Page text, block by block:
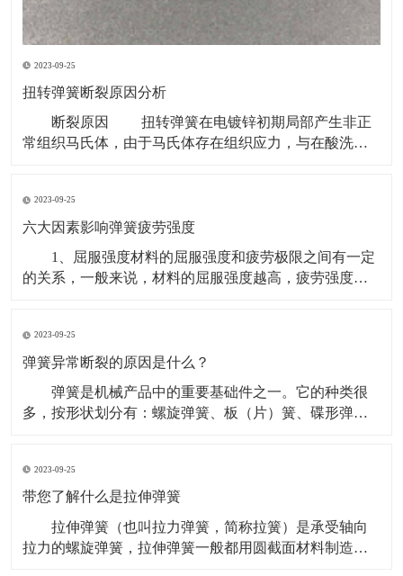
2023-09-25
扭转弹簧断裂原因分析
断裂原因 扭转弹簧在电镀锌初期局部产生非正
常组织马氏体，由于马氏体存在组织应力，与在酸洗和
簧在客户装配前发现少量弹簧断裂，断口位置如箭头所
指。 扭转弹簧生产工艺：弹簧钢丝→绕簧→低温去
2023-09-25
六大因素影响弹簧疲劳强度
1、屈服强度材料的屈服强度和疲劳极限之间有一定
的关系，一般来说，材料的屈服强度越高，疲劳强度也
材料。对同一材料来说，细晶粒组织比粗细晶粒组织具
有更高的屈服强度。 2、表面状态最大应力多发生在
2023-09-25
弹簧异常断裂的原因是什么？
弹簧是机械产品中的重要基础件之一。它的种类很
多，按形状划分有：螺旋弹簧、板（片）簧、碟形弹
力主要有：弯曲应力、扭转应力、拉压应力和复合应力
等。 弹簧的故障模式主要有：断裂、变形、松驰、
2023-09-25
带您了解什么是拉伸弹簧
拉伸弹簧（也叫拉力弹簧，简称拉簧）是承受轴向
拉力的螺旋弹簧，拉伸弹簧一般都用圆截面材料制造。